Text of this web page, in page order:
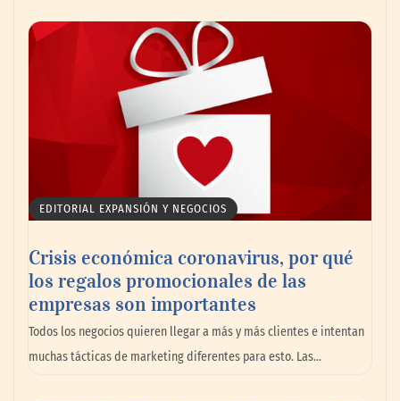
impulsando la colaboración en el sector
La omnicanalidad redefine la forma de
planear viajes en México
EDITORIAL EXPANSIÓN Y NEGOCIOS
Crisis económica coronavirus, por qué
los regalos promocionales de las
empresas son importantes
Todos los negocios quieren llegar a más y más clientes e intentan
muchas tácticas de marketing diferentes para esto. Las…